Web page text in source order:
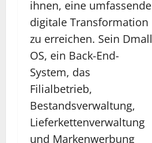
ihnen, eine umfassende
digitale Transformation
zu erreichen. Sein Dmall
OS, ein Back-End-
System, das
Filialbetrieb,
Bestandsverwaltung,
Lieferkettenverwaltung
und Markenwerbung